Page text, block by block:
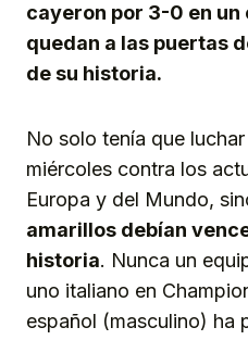
cayeron por 3-0 en
quedan a las puertas
de su historia.
No solo tenía que luchar
miércoles contra los
Europa y del Mundo,
amarillos debían
historia. Nunca un
uno italiano en
español (masculino) ha